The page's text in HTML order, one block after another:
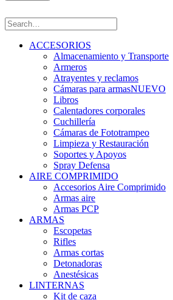
ACCESORIOS
Almacenamiento y Transporte
Armeros
Atrayentes y reclamos
Cámaras para armasNUEVO
Libros
Calentadores corporales
Cuchillería
Cámaras de Fototrampeo
Limpieza y Restauración
Soportes y Apoyos
Spray Defensa
AIRE COMPRIMIDO
Accesorios Aire Comprimido
Armas aire
Armas PCP
ARMAS
Escopetas
Rifles
Armas cortas
Detonadoras
Anestésicas
LINTERNAS
Kit de caza